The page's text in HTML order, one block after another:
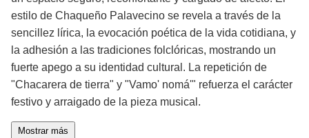
estilo de Chaqueño Palavecino se revela a través de la
sencillez lírica, la evocación poética de la vida cotidiana, y
la adhesión a las tradiciones folclóricas, mostrando un
fuerte apego a su identidad cultural. La repetición de
"Chacarera de tierra" y "Vamo' nomá'" refuerza el carácter
festivo y arraigado de la pieza musical.